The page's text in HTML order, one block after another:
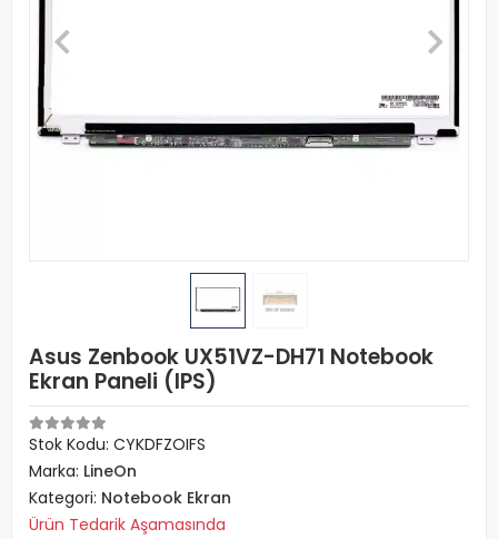
Asus Zenbook UX51VZ-DH71 Notebook
Ekran Paneli (IPS)
Stok Kodu: CYKDFZOIFS
Marka: LineOn
Kategori: Notebook Ekran
Ürün Tedarik Aşamasında